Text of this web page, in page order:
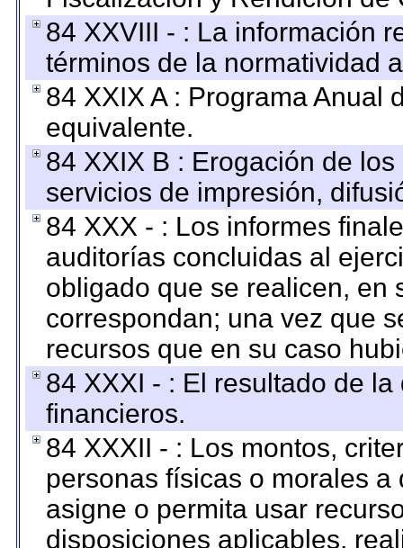
84 XXVIII - : La información
términos de la normatividad
84 XXIX A : Programa Anual
equivalente.
84 XXIX B : Erogación de
servicios de impresión,
84 XXX - : Los informes
auditorías concluidas al
obligado que se realicen, en
correspondan; una vez que
recursos que en su caso
84 XXXI - : El resultado de
financieros.
84 XXXII - : Los montos,
personas físicas o morales
asigne o permita usar
disposiciones aplicables,